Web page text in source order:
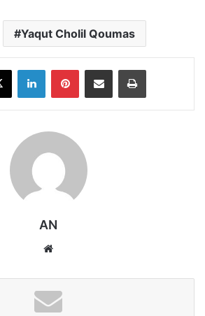
Yaqut Cholil Qoumas
X LinkedInPinterestShare via Email Print
AN